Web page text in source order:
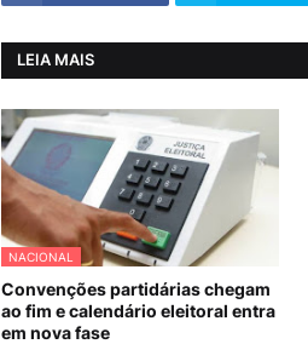
LEIA MAIS
NACIONAL
Convenções partidárias chegam
ao fim e calendário eleitoral entra
em nova fase